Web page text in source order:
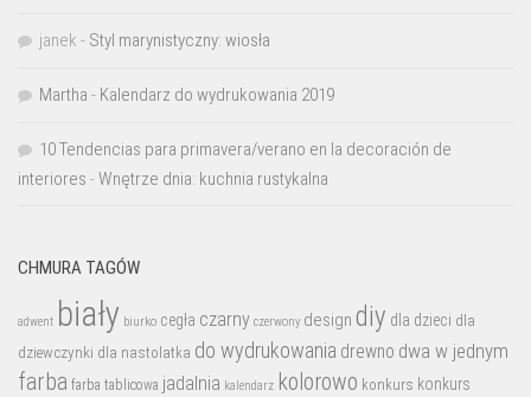
janek - Styl marynistyczny: wiosła
Martha - Kalendarz do wydrukowania 2019
10 Tendencias para primavera/verano en la decoración de
interiores -Wnętrze dnia: kuchnia rustykalna
CHMURA TAGÓW
adwent biały biurko cegła czarny czerwony design diy dla dzieci dla
dziewczynki dla nastolatka do wydrukowania drewno dwa w jednym
farba farba tablicowa jadalnia kalendarz kolorowo konkurs konkurs